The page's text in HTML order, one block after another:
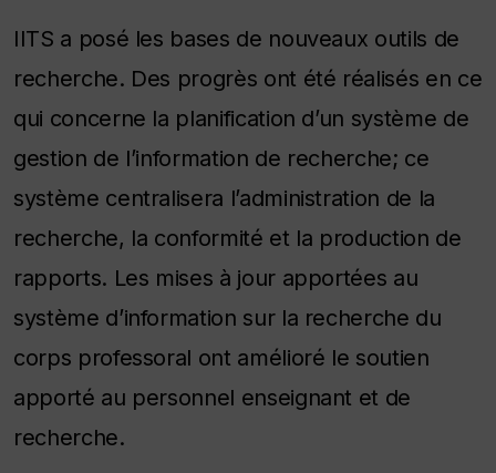
IITS a posé les bases de nouveaux outils de
recherche. Des progrès ont été réalisés en ce
qui concerne la planification d’un système de
gestion de l’information de recherche; ce
système centralisera l’administration de la
recherche, la conformité et la production de
rapports. Les mises à jour apportées au
système d’information sur la recherche du
corps professoral ont amélioré le soutien
apporté au personnel enseignant et de
recherche.